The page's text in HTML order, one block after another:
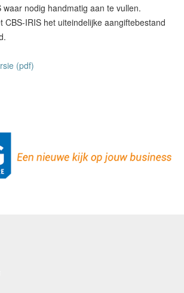
waar nodig handmatig aan te vullen.
CBS-IRIS het uiteindelijke aangiftebestand
(pdf)